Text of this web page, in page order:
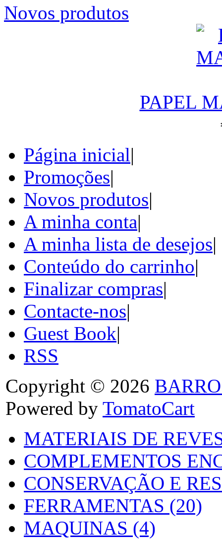
Novos produtos
PAPEL
Página inicial|
Promoções|
Novos produtos|
A minha conta|
A minha lista de desejos|
Conteúdo do carrinho|
Finalizar compras|
Contacte-nos|
Guest Book|
RSS
Copyright © 2026
Powered by TomatoCart
MATERIAIS DE
COMPLEMENTOS
CONSERVAÇÃO E
FERRAMENTAS (20)
MAQUINAS (4)